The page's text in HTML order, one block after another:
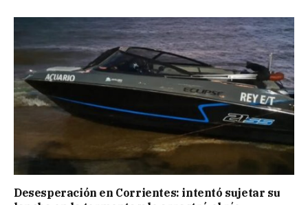
Desesperación en Corrientes: intentó sujetar su